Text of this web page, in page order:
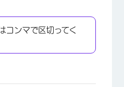
コンマで区切ってく